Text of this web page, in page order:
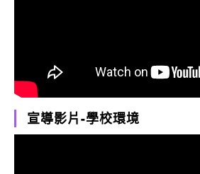
宣導影片-學校環境